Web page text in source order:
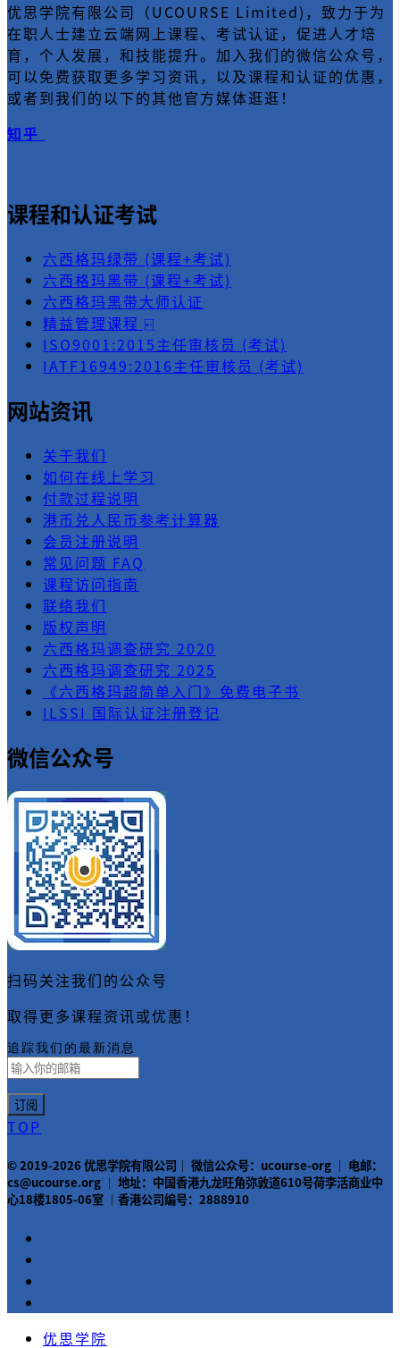
优思学院有限公司（UCOURSE Limited)，致力于为
在职人士建立云端网上课程、考试认证，促进人才培
育，个人发展，和技能提升。加入我们的微信公众号，
可以免费获取更多学习资讯，以及课程和认证的优惠，
或者到我们的以下的其他官方媒体逛逛！
知乎
课程和认证考试
六西格玛绿带 (课程+考试)
六西格玛黑带 (课程+考试)
六西格玛黑带大师认证
精益管理课程 ⍇
ISO9001:2015主任审核员 (考试)
IATF16949:2016主任审核员 (考试)
网站资讯
关于我们
如何在线上学习
付款过程说明
港币兑人民币参考计算器
会员注册说明
常见问题 FAQ
课程访问指南
联络我们
版权声明
六西格玛调查研究 2020
六西格玛调查研究 2025
《六西格玛超简单入门》免费电子书
ILSSI 国际认证注册登记
微信公众号
扫码关注我们的公众号
取得更多课程资讯或优惠！
追踪我们的最新消息
TOP
© 2019-2026 优思学院有限公司｜ 微信公众号：ucourse-org ｜ 电邮：
cs@ucourse.org ｜ 地址：中国香港九龙旺角弥敦道610号荷李活商业中
心18楼1805-06室 ｜香港公司编号：2888910
优思学院